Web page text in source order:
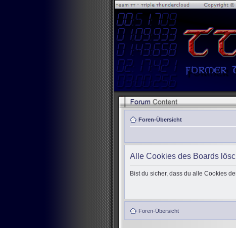
Foren-Übersicht
Alle Cookies des Boards
Bist du sicher, dass du alle Cookies
Foren-Übersicht